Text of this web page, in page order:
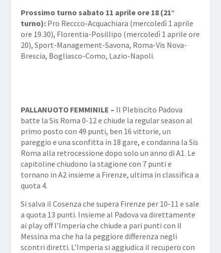
Prossimo turno sabato 11 aprile ore 18 (21°
turno): Pro Reccco-Acquachiara (mercoledì 1 aprile
ore 19.30), Florentia-Posillipo (mercoledì 1 aprile ore
20), Sport-Management-Savona, Roma-Vis Nova-
Brescia, Bogliasco-Como, Lazio-Napoli.
PALLANUOTO FEMMINILE – Il Plebiscito Padova
batte la Sis Roma 0-12 e chiude la regular season al
primo posto con 49 punti, ben 16 vittorie, un
pareggio e una sconfitta in 18 gare, e condanna la Sis
Roma alla retrocessione dopo solo un anno di A1. Le
capitoline chiudono la stagione con 7 punti e
tornano in A2 insieme a Firenze, ultima in classifica a
quota 4.
Si salva il Cosenza che supera Firenze per 10-11 e sale
a quota 13 punti. Insieme al Padova va direttamente
ai play off l’Imperia che chiude a pari punti con il
Messina ma che ha la peggiore differenza negli
scontri diretti. L’Imperia si aggiudica il recupero con